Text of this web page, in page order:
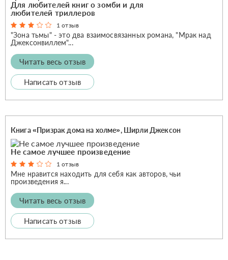
Для любителей книг о зомби и для
любителей триллеров
1 отзыв
"Зона тьмы" - это два взаимосвязанных романа, "Мрак над
Джексонвиллем"...
Читать весь отзыв
Написать отзыв
Книга «Призрак дома на холме», Ширли Джексон
Не самое лучшее произведение
1 отзыв
Мне нравится находить для себя как авторов, чьи
произведения я...
Читать весь отзыв
Написать отзыв